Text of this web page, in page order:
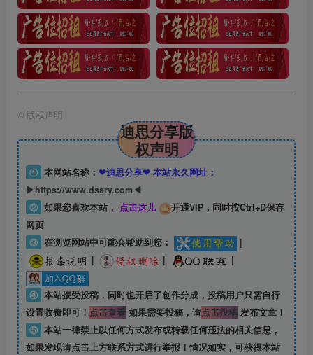
© 版权声明
迪思分享版
权声明
① 本网站名称： ❤迪思分享❤ 本站永久网址：
▶https://www.dsary.com◀
② 如果您喜欢本站， 点击这儿
开通VIP，同时按Ctrl+D保存
网页
③ 在浏览网站中可能会帮助到您：
|
|
| |
④ 本站接受投稿，同时也开启了创作分成，投稿用户只需自行
设置收费即可！ 点击查看如果需要投稿，请点击投稿发布文章！
⑤ 本站一律禁止以任何方式发布或转载任何违法的相关信息，
如果发现请点击上方联系方式进行举报！情况如实，可获得本站